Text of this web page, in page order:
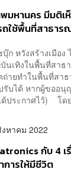
มหานคร มีมติเ
ถใช้พื้นที่สาธาร
บุ๊ก หวังสร้างเมือ
นเทิงในพื้นที่สาธ
ายทำในพื้นที่สาธ
รับได้ หากผู้ขออ
ประกาศไว้) โด
หาคม 2022
กับ 4 เ
การให้มีชีวิต